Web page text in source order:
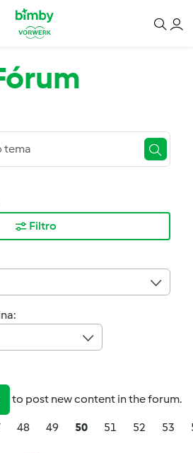
Filtro
to post new content in the forum.
Página
48 Página
49 Página
50 Página
51 Página
52 53